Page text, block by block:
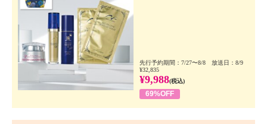
先行予約期間：7/27〜8/8 放送日：8/9
¥32,835
¥9,988(税込)
69%OFF